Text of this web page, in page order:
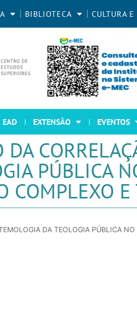
BIBLIOTECA CULTURA
EAD EXTENSÃO EVENTOS
PÚBLICA
COMPLEXO
DA TEOLOGIA PÚBLICA